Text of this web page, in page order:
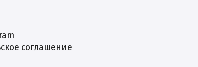
соглашение